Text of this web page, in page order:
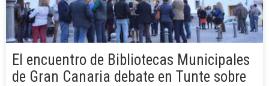
El encuentro de Bibliotecas Municipales
de Gran Canaria debate en Tunte sobre